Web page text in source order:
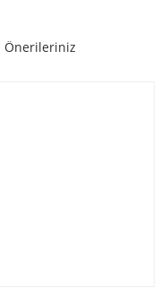
Önerileriniz